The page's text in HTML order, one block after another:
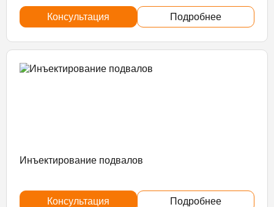
Консультация Подробнее
Инъектирование подвалов
Консультация Подробнее